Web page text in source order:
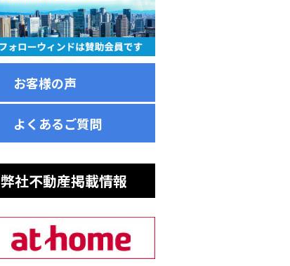
お客様の声
よくあるご質問
弊社不動産掲載情報